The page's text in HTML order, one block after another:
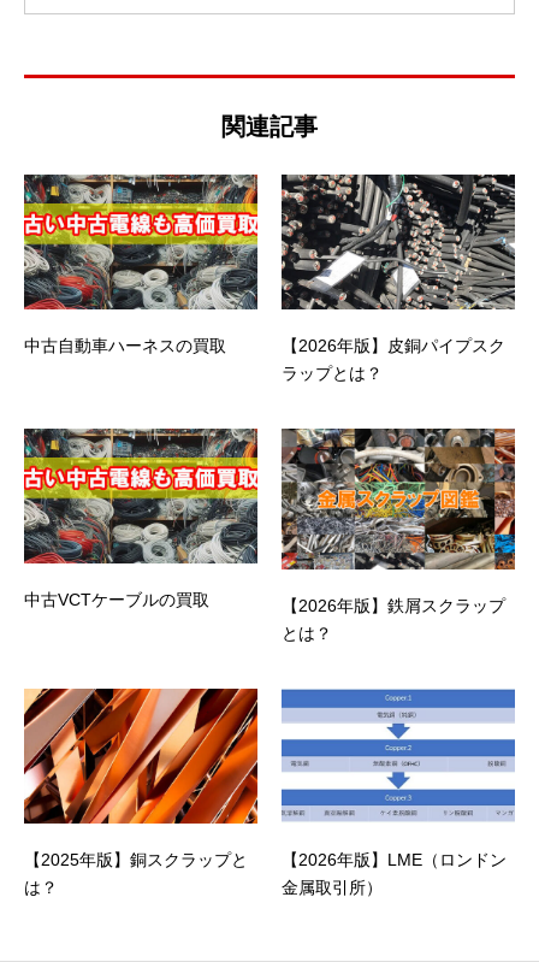
関連記事
中古自動車ハーネスの買取
【2026年版】皮銅パイプスク
ラップとは？
中古VCTケーブルの買取
【2026年版】鉄屑スクラップ
とは？
【2025年版】銅スクラップと
は？
【2026年版】LME（ロンドン
金属取引所）